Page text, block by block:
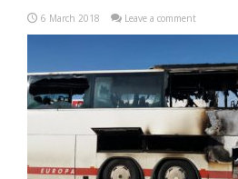
6 March 2018 Leave a comment